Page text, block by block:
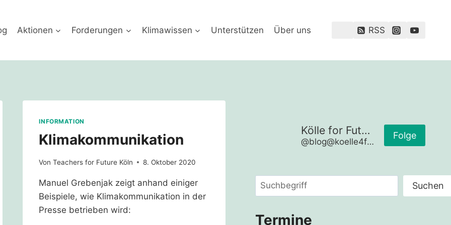
Aktionen Forderungen Klimawissen Unterstützen Über uns RSS
INFORMATION
Klimakommunikation
Von Teachers for Future Köln 8. Oktober 2020
Manuel Grebenjak zeigt anhand einiger
Beispiele, wie Klimakommunikation in der
Presse betrieben wird:
Kölle for Future
@blog@koelle4future.de
Folge
Suchen Suchen
Termine